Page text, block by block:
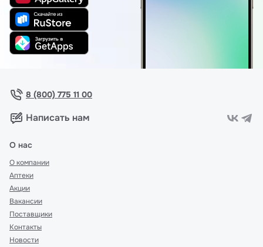
8 (800) 775 11 00
Написать нам
О нас
О компании
Аптеки
Акции
Вакансии
Поставщики
Контакты
Новости